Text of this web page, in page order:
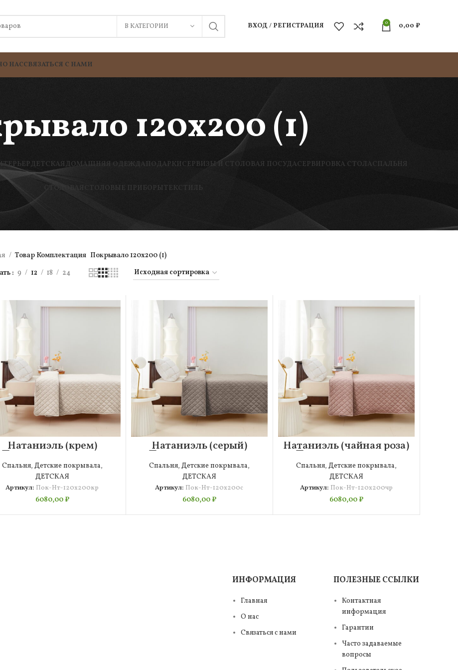
В КАТЕГОРИИ ВХОД / РЕГИСТРАЦИЯ 0 0,00 ₽
О НАССВЯЗАТЬСЯ С НАМИ
120х200 (1)
ДЕТСКАЯДОМАШНЯЯ ОДЕЖДАПОДАРКИСЕРВИЗЫ И СТОЛОВАЯ ПОСУДАСЕРВИРОВКА СТОЛАСПАЛЬНЯ
СТОЛОВАЯ СТОЛОВЫЕ ПРИБОРЫТЕКСТИЛЬ
Товар Комплектация Покрывало 120х200 (1)
9 12 18 24
Натаниэль (крем)
Покрывало 120х200
Спальня, Детские покрывала,
ДЕТСКАЯ
Артикул: Пок-Нт-120х200кр
6080,00₽
Натаниэль (серый)
Покрывало 120х200
Спальня, Детские покрывала,
ДЕТСКАЯ
Артикул: Пок-Нт-120х200с
6080,00₽
Натаниэль (чайная роза)
Покрывало 120х200
Спальня, Детские покрывала,
ДЕТСКАЯ
Артикул: Пок-Нт-120х200чр
6080,00₽
ИНФОРМАЦИЯ
Главная
О нас
Связаться с нами
ПОЛЕЗНЫЕ ССЫЛКИ
Контактная
информация
Гарантии
Часто задаваемые
вопросы